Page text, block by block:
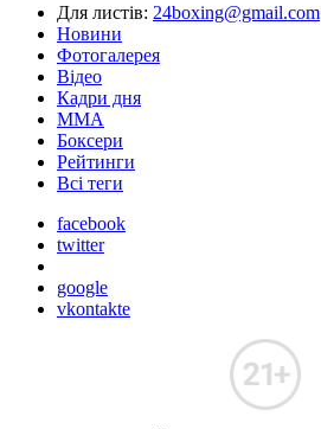
Для листів: 24boxing@gmail.com
Новини
Фотогалерея
Відео
Кадри дня
ММА
Боксери
Рейтинги
Всі теги
facebook
twitter
google
vkontakte